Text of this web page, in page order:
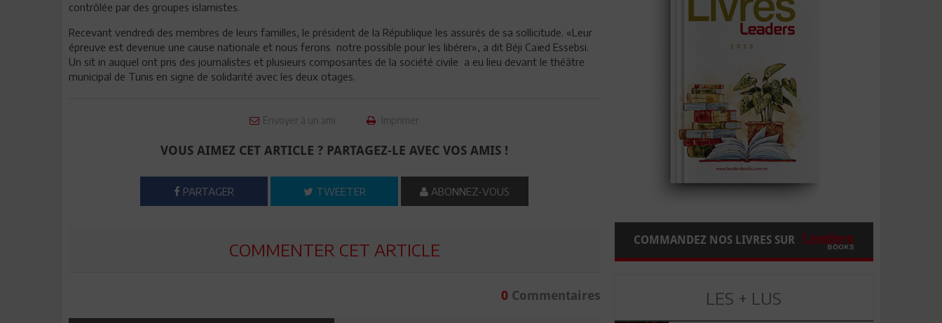
contrôlée par des groupes islamistes.
Recevant vendredi des membres de leurs familles, le président de la République les assurés de sa sollicitude. «Leur
épreuve est devenue une cause nationale et nous ferons notre possible pour les libérer», a dit Béji Caïed Essebsi.
Un sit in auquel ont pris des journalistes et plusieurs composantes de la société civile a eu lieu devant le théâtre
municipal de Tunis en signe de solidarité avec les deux otages.
Envoyer à un ami Imprimer
VOUS AIMEZ CET ARTICLE ? PARTAGEZ-LE AVEC VOS AMIS !
PARTAGER TWEETER ABONNEZ-VOUS
COMMENTER CET ARTICLE
0Commentaires
COMMANDEZ NOS LIVRES SUR
LES + LUS